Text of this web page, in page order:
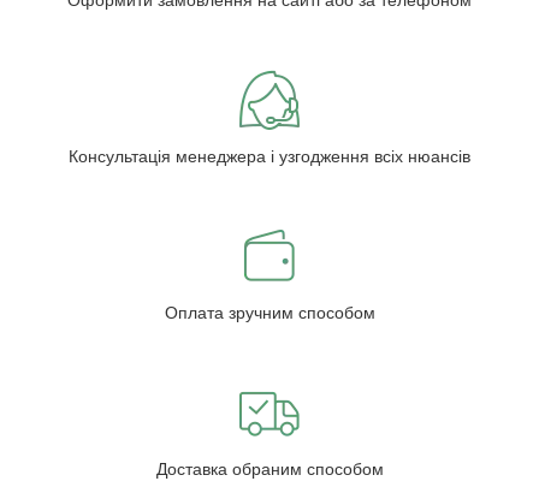
Консультація менеджера і узгодження всіх нюансів
Оплата зручним способом
Доставка обраним способом